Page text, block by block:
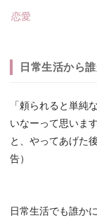
恋愛
日常生活から
「頼られると単純
いなーって思いま
と、やってあげた
告）
日常生活でも誰か